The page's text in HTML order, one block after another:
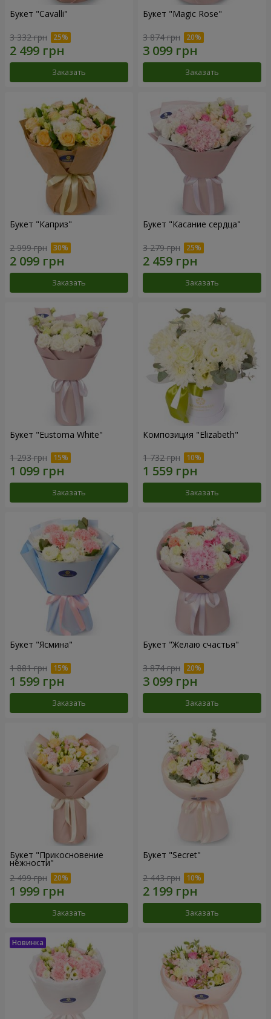
Букет "Cаvalli"
3 332 грн
Заказать
Букет "Magic Rose"
3 874 грн
Заказать
Букет "Каприз"
2 999 грн
Заказать
Букет "Касание сердца"
3 279 грн
Заказать
Букет "Eustoma White"
1 293 грн
Заказать
Композиция "Elizabeth"
1 732 грн
Заказать
Букет "Ясмина"
1 881 грн
Заказать
Букет "Желаю счастья"
3 874 грн
Заказать
Букет "Прикосновение
нежности"
2 499 грн
Заказать
Букет "Secret"
2 443 грн
Заказать